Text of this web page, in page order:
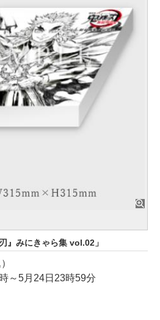
』みにきゃら集 vol.02」
～5月24日23時59分